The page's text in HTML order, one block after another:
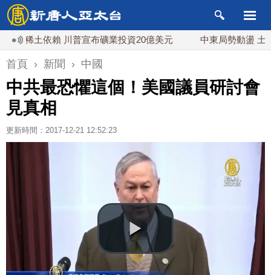
土依賴 川普宣布礦業投資20億美元 中東局勢動盪 土耳其
首頁 › 新聞 › 中國
中共最恐懼這個！美國議員研討會
見真相
更新時間：2017-12-21 12:52:23